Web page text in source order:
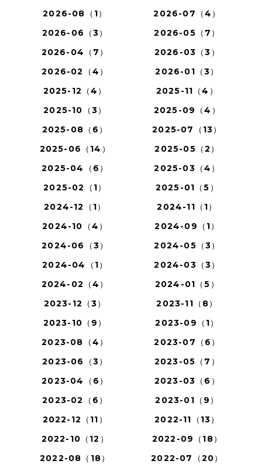
2026-08（1）
2026-07（4）
2026-06（3）
2026-05（7）
2026-04（7）
2026-03（3）
2026-02（4）
2026-01（3）
2025-12（4）
2025-11（4）
2025-10（3）
2025-09（4）
2025-08（6）
2025-07（13）
2025-06（14）
2025-05（2）
2025-04（6）
2025-03（4）
2025-02（1）
2025-01（5）
2024-12（1）
2024-11（1）
2024-10（4）
2024-09（1）
2024-06（3）
2024-05（3）
2024-04（1）
2024-03（3）
2024-02（4）
2024-01（5）
2023-12（3）
2023-11（8）
2023-10（9）
2023-09（1）
2023-08（4）
2023-07（6）
2023-06（3）
2023-05（7）
2023-04（6）
2023-03（6）
2023-02（6）
2023-01（9）
2022-12（11）
2022-11（13）
2022-10（12）
2022-09（18）
2022-08（18）
2022-07（20）